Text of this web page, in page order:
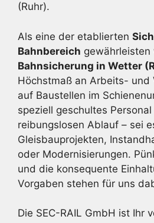
(Ruhr).
Als eine der etablierten
Bahnbereich
Bahnsicherung in Wetter
Höchstmaß an Arbeits- und
auf Baustellen im
speziell geschultes
reibungslosen Ablauf – sei
Gleisbauprojekten,
oder Modernisierungen.
und die konsequente
Vorgaben stehen für uns
Die SEC-RAIL GmbH ist Ihr